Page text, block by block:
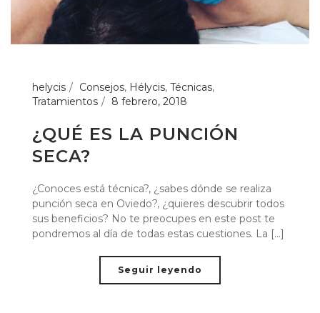
helycis Consejos, Hélycis, Técnicas,
Tratamientos
8 febrero, 2018
¿QUÉ ES LA PUNCIÓN
SECA?
¿Conoces está técnica?, ¿sabes dónde se realiza
punción seca en Oviedo?, ¿quieres descubrir todos
sus beneficios? No te preocupes en este post te
pondremos al día de todas estas cuestiones. La [...]
Seguir leyendo